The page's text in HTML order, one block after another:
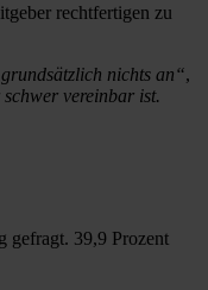
rechtfertigen zu
nichts an“,
vereinbar ist.
gefragt. 39,9 Prozent